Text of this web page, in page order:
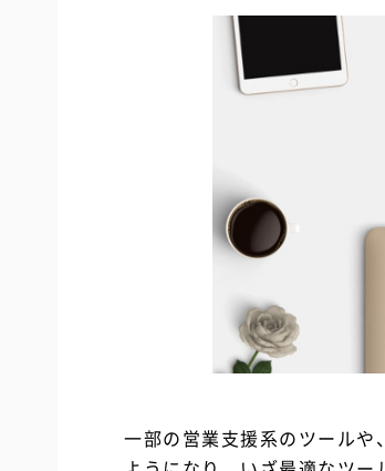
一部の営業支援系のツールや